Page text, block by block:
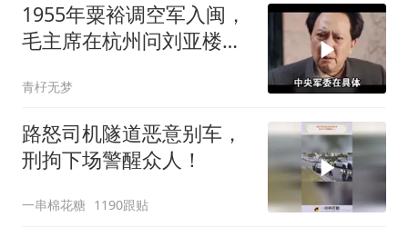
1955年粟裕调空军入闽，
毛主席在杭州问刘亚楼：
青杍无梦
路怒司机隧道恶意别车，
刑拘下场警醒众人！
一串棉花糖 1190跟贴